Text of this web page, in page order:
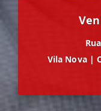
Vila Nova |